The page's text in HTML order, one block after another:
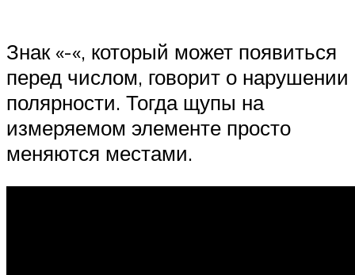
Знак «-«, который может появиться
перед числом, говорит о нарушении
полярности. Тогда щупы на
измеряемом элементе просто
меняются местами.